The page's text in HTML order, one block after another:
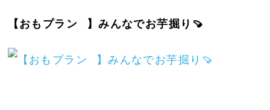
【おもプラン⠀】みんなでお芋掘り🍠